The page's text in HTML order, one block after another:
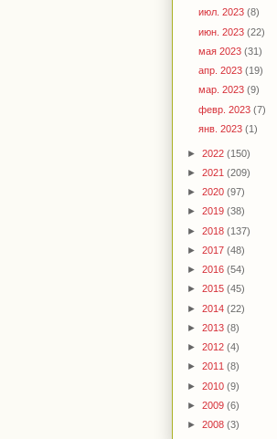
июл. 2023(8)
июн. 2023(22)
мая 2023(31)
апр. 2023(19)
мар. 2023(9)
февр. 2023(7)
янв. 2023(1)
► 2022 (150)
► 2021 (209)
► 2020 (97)
► 2019 (38)
► 2018 (137)
► 2017 (48)
► 2016 (54)
► 2015 (45)
► 2014 (22)
► 2013 (8)
► 2012 (4)
► 2011 (8)
► 2010 (9)
► 2009 (6)
► 2008 (3)